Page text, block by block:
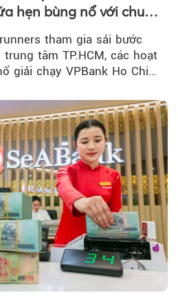
hẹn bùng nổ với chuỗi
tham gia sải bước
tâm TP.HCM, các hoạt
giải chạy VPBank Ho Chi